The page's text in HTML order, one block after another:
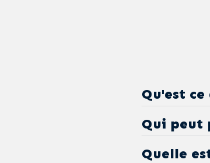
Qu'est
Une
lieux
Qui peut
Quelle